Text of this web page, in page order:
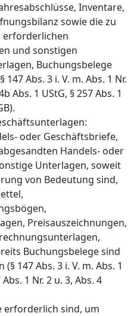
Inventare,
sowie die zu
erforderlichen
und sonstigen
Buchungsbelege
Abs. 3 i. V. m. Abs. 1 Nr.
Abs. 1 UStG, § 257 Abs. 1
oder Geschäftsbriefe,
Handels- oder
Unterlagen, soweit
von Bedeutung sind,
Preisauszeichnungen,
Buchungsbelege sind
147 Abs. 3 i. V. m. Abs. 1
Abs. 1 Nr. 2 u. 3, Abs. 4
erforderlich sind, um